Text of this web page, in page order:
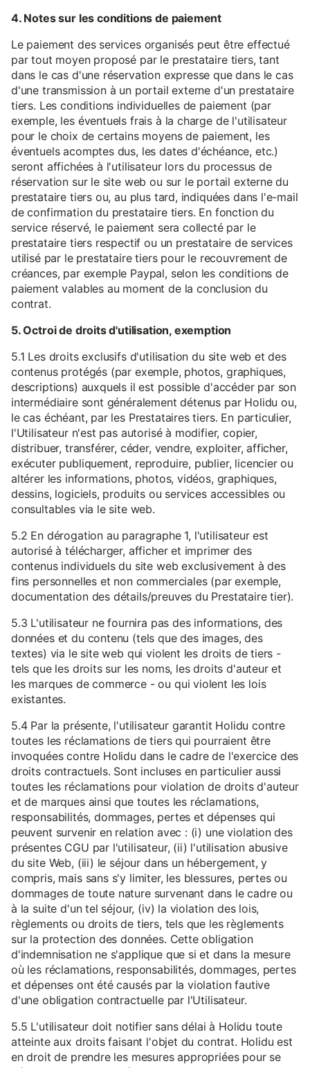
4. Notes sur les conditions de paiement
Le paiement des services organisés peut être effectué
par tout moyen proposé par le prestataire tiers, tant
dans le cas d'une réservation expresse que dans le cas
d'une transmission à un portail externe d'un prestataire
tiers. Les conditions individuelles de paiement (par
exemple, les éventuels frais à la charge de l'utilisateur
pour le choix de certains moyens de paiement, les
éventuels acomptes dus, les dates d'échéance, etc.)
seront affichées à l'utilisateur lors du processus de
réservation sur le site web ou sur le portail externe du
prestataire tiers ou, au plus tard, indiquées dans l'e-mail
de confirmation du prestataire tiers. En fonction du
service réservé, le paiement sera collecté par le
prestataire tiers respectif ou un prestataire de services
utilisé par le prestataire tiers pour le recouvrement de
créances, par exemple Paypal, selon les conditions de
paiement valables au moment de la conclusion du
contrat.
5. Octroi de droits d'utilisation, exemption
5.1 Les droits exclusifs d'utilisation du site web et des
contenus protégés (par exemple, photos, graphiques,
descriptions) auxquels il est possible d'accéder par son
intermédiaire sont généralement détenus par Holidu ou,
le cas échéant, par les Prestataires tiers. En particulier,
l'Utilisateur n'est pas autorisé à modifier, copier,
distribuer, transférer, céder, vendre, exploiter, afficher,
exécuter publiquement, reproduire, publier, licencier ou
altérer les informations, photos, vidéos, graphiques,
dessins, logiciels, produits ou services accessibles ou
consultables via le site web.
5.2 En dérogation au paragraphe 1, l'utilisateur est
autorisé à télécharger, afficher et imprimer des
contenus individuels du site web exclusivement à des
fins personnelles et non commerciales (par exemple,
documentation des détails/preuves du Prestataire tier).
5.3 L'utilisateur ne fournira pas des informations, des
données et du contenu (tels que des images, des
textes) via le site web qui violent les droits de tiers -
tels que les droits sur les noms, les droits d'auteur et
les marques de commerce - ou qui violent les lois
existantes.
5.4 Par la présente, l'utilisateur garantit Holidu contre
toutes les réclamations de tiers qui pourraient être
invoquées contre Holidu dans le cadre de l'exercice des
droits contractuels. Sont incluses en particulier aussi
toutes les réclamations pour violation de droits d'auteur
et de marques ainsi que toutes les réclamations,
responsabilités, dommages, pertes et dépenses qui
peuvent survenir en relation avec : (i) une violation des
présentes CGU par l'utilisateur, (ii) l'utilisation abusive
du site Web, (iii) le séjour dans un hébergement, y
compris, mais sans s'y limiter, les blessures, pertes ou
dommages de toute nature survenant dans le cadre ou
à la suite d'un tel séjour, (iv) la violation des lois,
règlements ou droits de tiers, tels que les règlements
sur la protection des données. Cette obligation
d'indemnisation ne s'applique que si et dans la mesure
où les réclamations, responsabilités, dommages, pertes
et dépenses ont été causés par la violation fautive
d'une obligation contractuelle par l'Utilisateur.
5.5 L'utilisateur doit notifier sans délai à Holidu toute
atteinte aux droits faisant l'objet du contrat. Holidu est
en droit de prendre les mesures appropriées pour se